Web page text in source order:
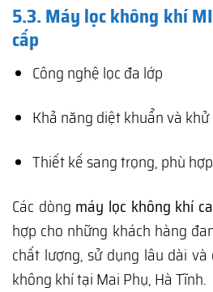
5.3. Máy lọc không khí
cấp
Công nghệ lọc đa lớp
Khả năng diệt khuẩn và
Thiết kế sang trọng, phù
Các dòng máy lọc không khí
hợp cho những khách hàng
chất lượng, sử dụng lâu dài
không khí tại Mai Phụ, Hà Tĩnh.